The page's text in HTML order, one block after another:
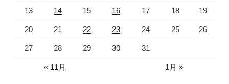
13 14 15 16 17 18 19
20 21 22 23 24 25 26
27 28 29 30 31
« 11月 1月 »